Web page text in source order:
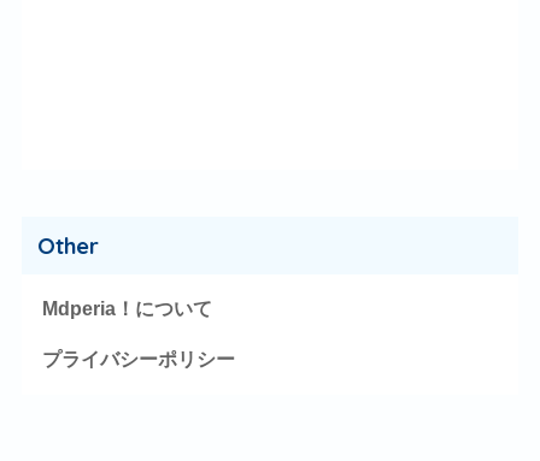
Other
Mdperia！について
プライバシーポリシー